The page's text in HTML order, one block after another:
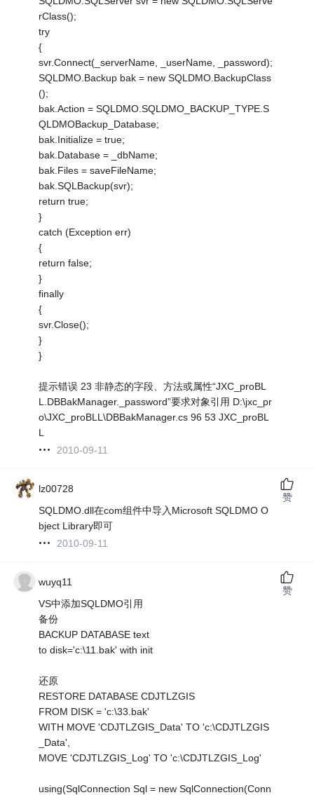
rClass();
try
{
svr.Connect(_serverName, _userName, _password);
SQLDMO.Backup bak = new SQLDMO.BackupClass
();
bak.Action = SQLDMO.SQLDMO_BACKUP_TYPE.S
QLDMOBackup_Database;
bak.Initialize = true;
bak.Database = _dbName;
bak.Files = saveFileName;
bak.SQLBackup(svr);
return true;
}
catch (Exception err)
{
return false;
}
finally
{
svr.Close();
}
}
提示错误 23 非静态的字段、方法或属性“JXC_proBL
L.DBBakManager._password”要求对象引用 D:\jxc_pr
o\JXC_proBLL\DBBakManager.cs 96 53 JXC_proBL
L
2010-09-11
lz00728
SQLDMO.dll在com组件中导入Microsoft SQLDMO O
bject Library即可
2010-09-11
赞
wuyq11
VS中添加SQLDMO引用
备份
BACKUP DATABASE text
to disk='c:\11.bak' with init
还原
RESTORE DATABASE CDJTLZGIS
FROM DISK = 'c:\33.bak'
WITH MOVE 'CDJTLZGIS_Data' TO 'c:\CDJTLZGIS
_Data',
MOVE 'CDJTLZGIS_Log' TO 'c:\CDJTLZGIS_Log'
using(SqlConnection Sql = new SqlConnection(Conn
赞